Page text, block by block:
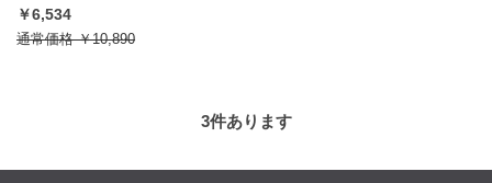
￥6,534
通常価格￥10,890
3件あります